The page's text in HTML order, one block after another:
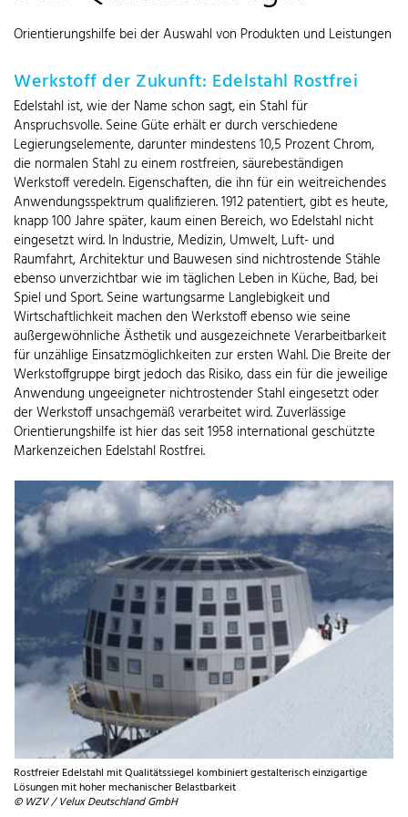
Orientierungshilfe bei der Auswahl von Produkten und Leistungen
Werkstoff der Zukunft: Edelstahl Rostfrei
Edelstahl ist, wie der Name schon sagt, ein Stahl für
Anspruchsvolle. Seine Güte erhält er durch verschiedene
Legierungselemente, darunter mindestens 10,5 Prozent Chrom,
die normalen Stahl zu einem rostfreien, säurebeständigen
Werkstoff veredeln. Eigenschaften, die ihn für ein weitreichendes
Anwendungsspektrum qualifizieren. 1912 patentiert, gibt es heute,
knapp 100 Jahre später, kaum einen Bereich, wo Edelstahl nicht
eingesetzt wird. In Industrie, Medizin, Umwelt, Luft- und
Raumfahrt, Architektur und Bauwesen sind nichtrostende Stähle
ebenso unverzichtbar wie im täglichen Leben in Küche, Bad, bei
Spiel und Sport. Seine wartungsarme Langlebigkeit und
Wirtschaftlichkeit machen den Werkstoff ebenso wie seine
außergewöhnliche Ästhetik und ausgezeichnete Verarbeitbarkeit
für unzählige Einsatzmöglichkeiten zur ersten Wahl. Die Breite der
Werkstoffgruppe birgt jedoch das Risiko, dass ein für die jeweilige
Anwendung ungeeigneter nichtrostender Stahl eingesetzt oder
der Werkstoff unsachgemäß verarbeitet wird. Zuverlässige
Orientierungshilfe ist hier das seit 1958 international geschützte
Markenzeichen Edelstahl Rostfrei.
Rostfreier Edelstahl mit Qualitätssiegel kombiniert gestalterisch einzigartige
Lösungen mit hoher mechanischer Belastbarkeit
© WZV / Velux Deutschland GmbH